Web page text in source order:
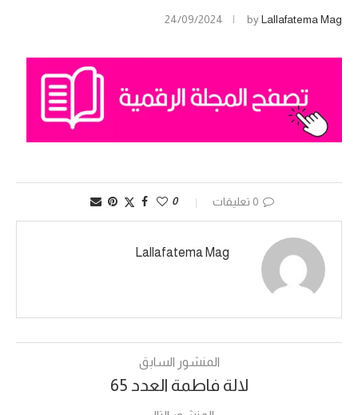
byLallafatema Mag
24/09/2024
0 تعليقات 0
Lallafatema Mag
المنشور السابق
لالة فاطمة العدد 65